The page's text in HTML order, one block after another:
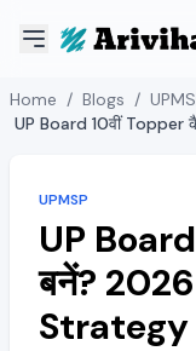
Home / Blogs /
UPMSP
UP
बनें?
Strategy